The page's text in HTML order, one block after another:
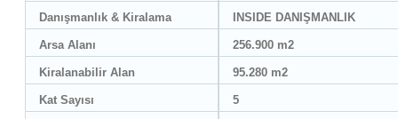
Danışmanlık & Kiralama INSIDE DANIŞMANLIK
Arsa Alanı 256.900 m2
Kiralanabilir Alan 95.280 m2
Kat Sayısı 5